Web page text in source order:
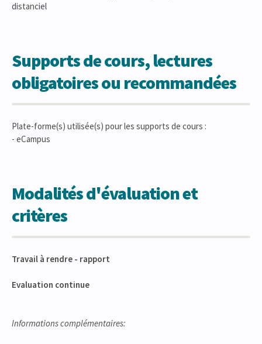
distanciel
Supports de cours, lectures
obligatoires ou recommandées
Plate-forme(s) utilisée(s) pour les supports de cours :
- eCampus
Modalités d'évaluation et
critères
Travail à rendre - rapport
Evaluation continue
Informations complémentaires: